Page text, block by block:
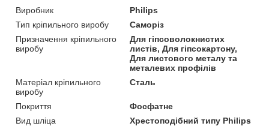
Виробник
Philips
Тип кріпильного виробу
Саморіз
Призначення кріпильного
виробу
Для гіпсоволокнистих
листів, Для гіпсокартону,
Для листового металу та
металевих профілів
Матеріал кріпильного
виробу
Сталь
Покриття
Фосфатне
Вид шліца
Хрестоподібний типу Philips